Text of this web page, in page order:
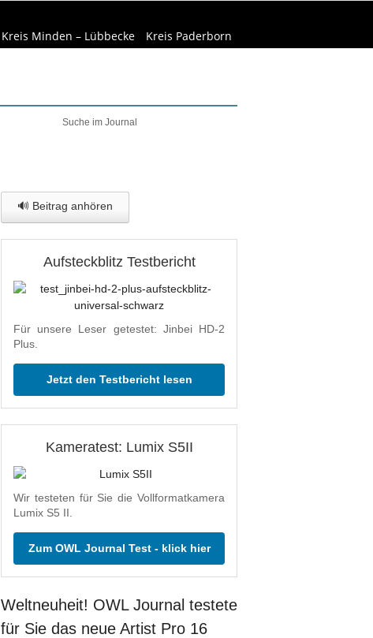
Kreis Minden – Lübbecke Kreis Paderborn
🔊 Beitrag anhören
Aufsteckblitz Testbericht
Für unsere Leser getestet: Jinbei HD-2
Plus.
Jetzt den Testbericht lesen
Kameratest: Lumix S5II
Wir testeten für Sie die Vollformatkamera
Lumix S5 II.
Zum OWL Journal Test - klick hier
Weltneuheit! OWL Journal testete
für Sie das neue Artist Pro 16